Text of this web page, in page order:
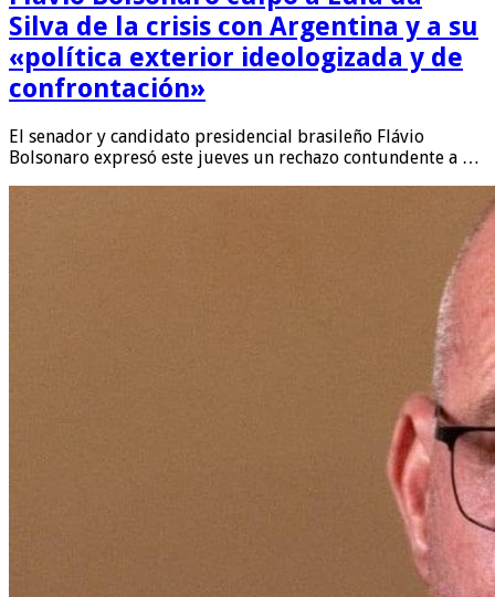
Silva de la crisis con Argentina y a su
«política exterior ideologizada y de
confrontación»
El senador y candidato presidencial brasileño Flávio
Bolsonaro expresó este jueves un rechazo contundente a …